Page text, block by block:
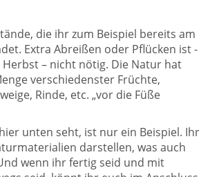
die ihr zum Beispiel bereits am
Extra Abreißen oder Pflücken ist -
– nicht nötig. Die Natur hat
verschiedenster Früchte,
Rinde, etc. „vor die Füße
unten seht, ist nur ein Beispiel. Ihr
darstellen, was auch
wenn ihr fertig seid und mit